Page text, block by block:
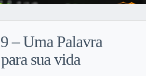
– Uma Palavra
sua vida